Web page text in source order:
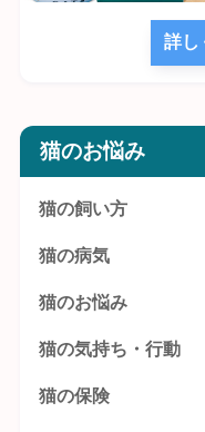
詳し
猫のお悩み
猫の飼い方
猫の病気
猫のお悩み
猫の気持ち・行動
猫の保険